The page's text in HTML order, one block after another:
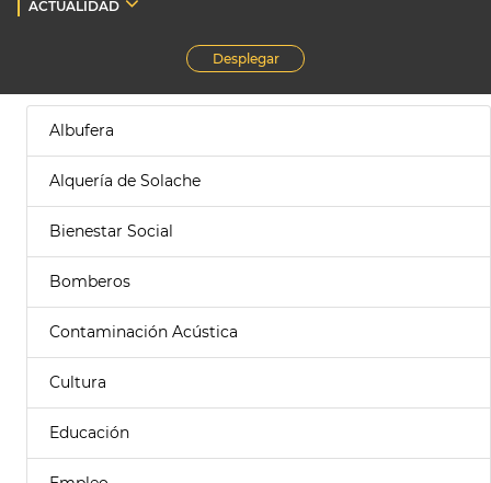
ACTUALIDAD
Desplegar
Albufera
Alquería de Solache
Bienestar Social
Bomberos
Contaminación Acústica
Cultura
Educación